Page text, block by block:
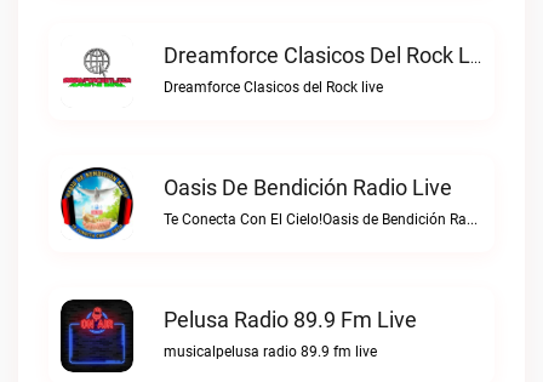
Dreamforce Clasicos Del Rock Live
Dreamforce Clasicos del Rock live
Oasis De Bendición Radio Live
Te Conecta Con El Cielo!Oasis de Bendición Radio live
Pelusa Radio 89.9 Fm Live
musicalpelusa radio 89.9 fm live